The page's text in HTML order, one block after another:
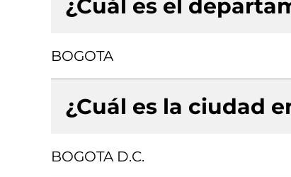
¿Cuál es el
BOGOTA
¿Cuál es la ciudad
BOGOTA D.C.